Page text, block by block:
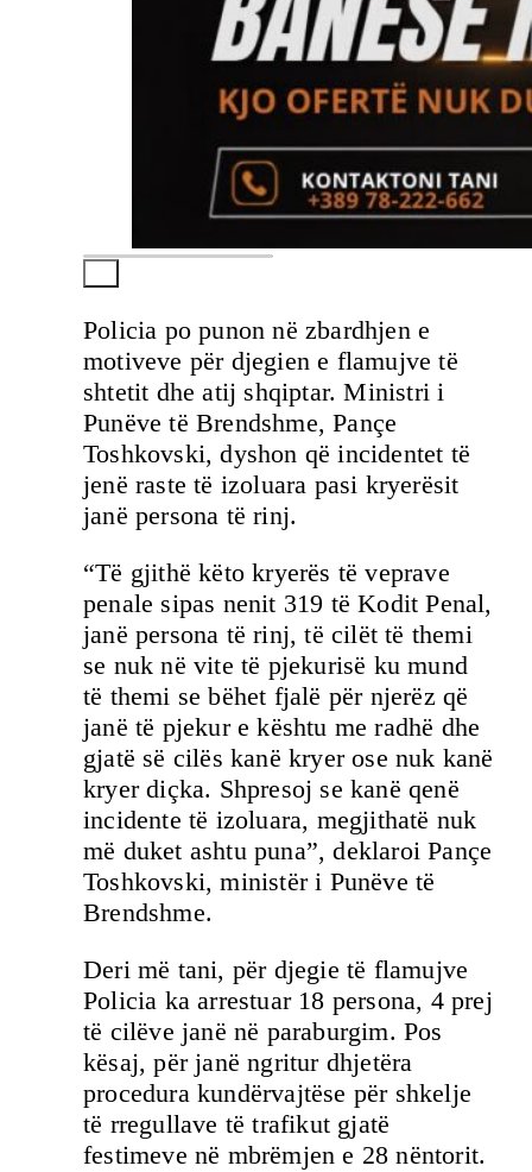
Policia po punon në zbardhjen e
motiveve për djegien e flamujve të
shtetit dhe atij shqiptar. Ministri i
Punëve të Brendshme, Pançe
Toshkovski, dyshon që incidentet të
jenë raste të izoluara pasi kryerësit
janë persona të rinj.
“Të gjithë këto kryerës të veprave
penale sipas nenit 319 të Kodit Penal,
janë persona të rinj, të cilët të themi
se nuk në vite të pjekurisë ku mund
të themi se bëhet fjalë për njerëz që
janë të pjekur e kështu me radhë dhe
gjatë së cilës kanë kryer ose nuk kanë
kryer diçka. Shpresoj se kanë qenë
incidente të izoluara, megjithatë nuk
më duket ashtu puna”, deklaroi Pançe
Toshkovski, ministër i Punëve të
Brendshme.
Deri më tani, për djegie të flamujve
Policia ka arrestuar 18 persona, 4 prej
të cilëve janë në paraburgim. Pos
kësaj, për janë ngritur dhjetëra
procedura kundërvajtëse për shkelje
të rregullave të trafikut gjatë
festimeve në mbrëmjen e 28 nëntorit.